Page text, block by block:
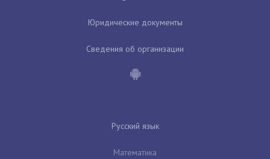
Юридические документы
Сведения об организации
Русский язык
Математика